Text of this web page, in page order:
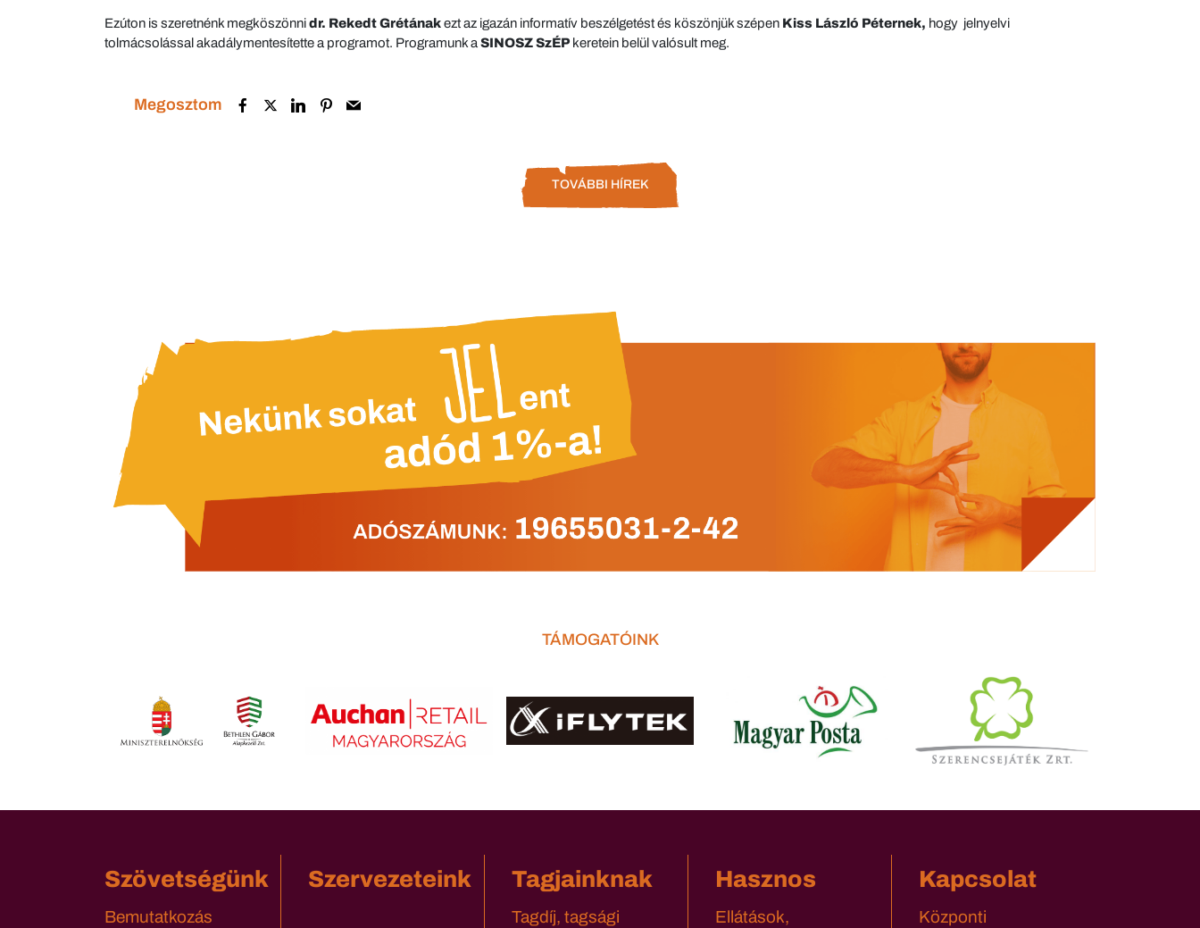
Ezúton is szeretnénk megköszönnidr. Rekedt Grétánakezt az igazán informatív beszélgetést és köszönjük szépen Kiss László Péternek, hogy jelnyelvi
tolmácsolással akadálymentesítette a programot. Programunk a SINOSZ SzÉP keretein belül valósult meg.
Megosztom
TOVÁBBI HÍREK
TÁMOGATÓINK
Szövetségünk
Bemutatkozás
Szervezeteink Tagjainknak
Tagdíj, tagsági
Hasznos
Ellátások,
Kapcsolat
Központi